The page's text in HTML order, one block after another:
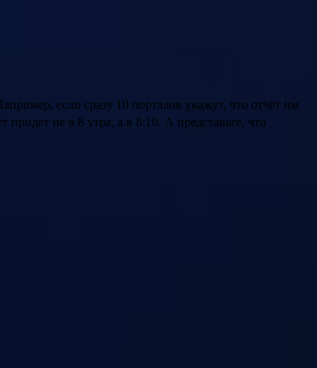
если сразу 10 порталов укажут, что отчёт им
придет не в 8 утра, а в 8:10. А представьте, что